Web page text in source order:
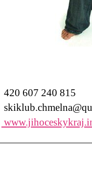
420 607 240 815